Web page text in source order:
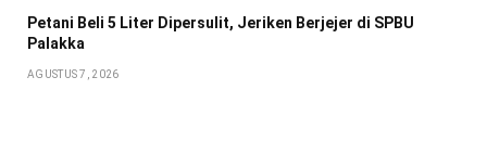
Petani Beli 5 Liter Dipersulit, Jeriken Berjejer di SPBU
Palakka
AGUSTUS 7, 2026